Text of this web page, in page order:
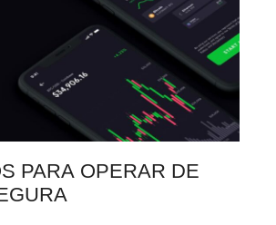
PARA OPERAR DE